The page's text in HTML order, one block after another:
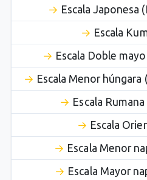
Escala Japonesa
Escala
Escala Doble
Escala Menor húngara
Escala
Escala
Escala Menor
Escala Mayor